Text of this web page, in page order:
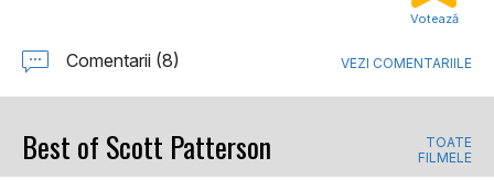
Votează
Comentarii (8) VEZI COMENTARIILE
Best of Scott Patterson
TOATE
FILMELE